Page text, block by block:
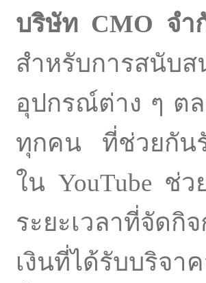
บริษัท CMO จำ
สำหรับการสนับ
อุปกรณ์ต่าง ๆ ต
ทุกคน ที่ช่วยกัน
ใน YouTube ช่
ระยะเวลาที่จัดกิ
เงินที่ได้รับบริจา